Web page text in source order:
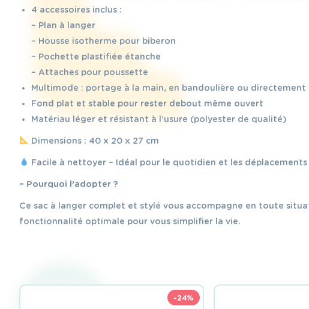
4 accessoires inclus :
– Plan à langer
– Housse isotherme pour biberon
– Pochette plastifiée étanche
– Attaches pour poussette
Multimode : portage à la main, en bandoulière ou directement
Fond plat et stable pour rester debout même ouvert
Matériau léger et résistant à l’usure (polyester de qualité)
Dimensions : 40 x 20 x 27 cm
Facile à nettoyer – Idéal pour le quotidien et les déplacements
– Pourquoi l’adopter ?
Ce sac à langer complet et stylé vous accompagne en toute
fonctionnalité optimale pour vous simplifier la vie.
-24%